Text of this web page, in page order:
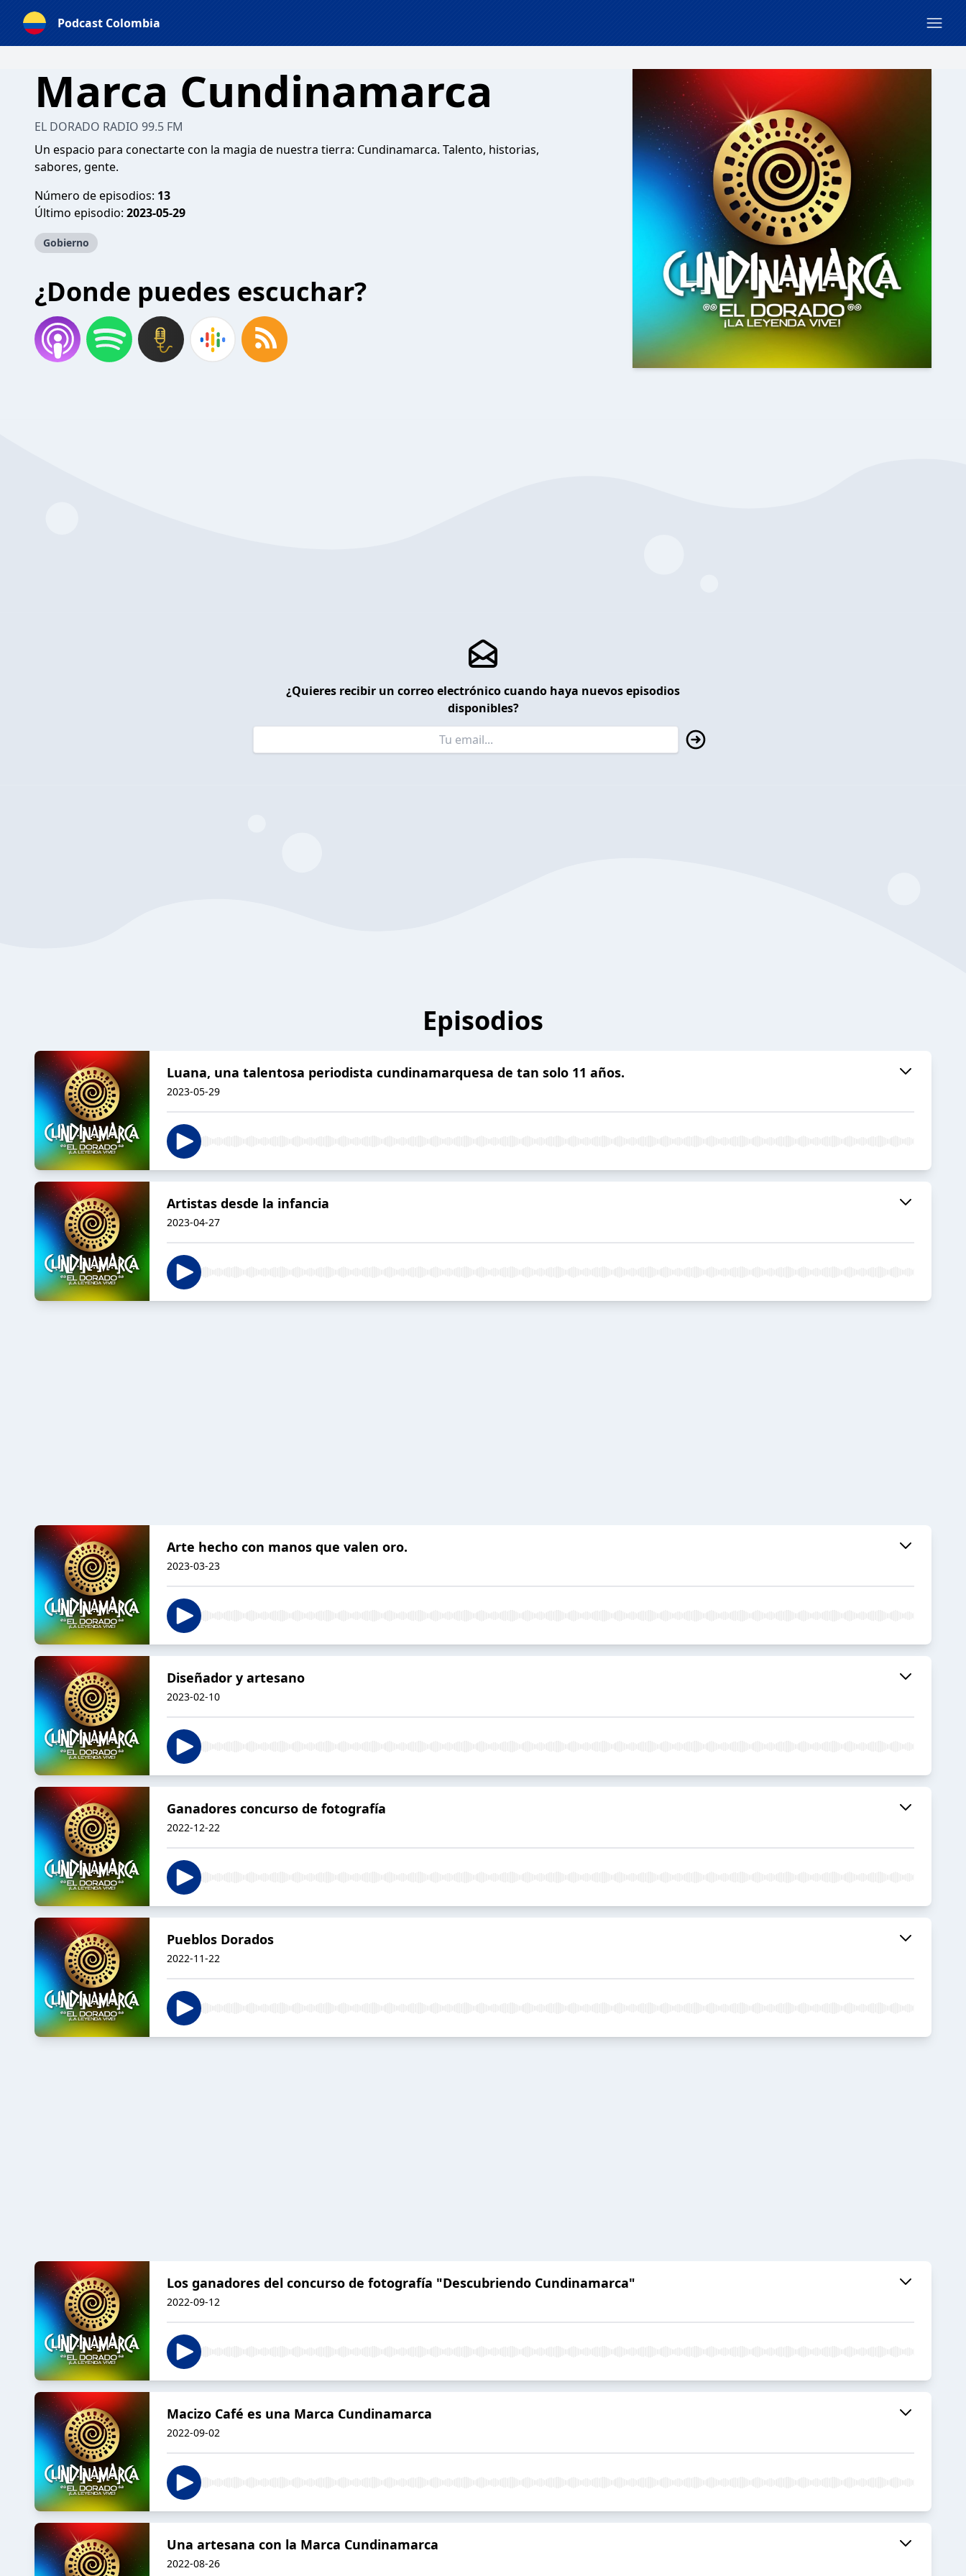
Podcast Colombia
Marca Cundinamarca
EL DORADO RADIO 99.5 FM
Un espacio para conectarte con la magia de nuestra tierra: Cundinamarca. Talento, historias,
sabores, gente.
Número de episodios: 13
Último episodio: 2023-05-29
Gobierno
¿Donde puedes escuchar?
¿Quieres recibir un correo electrónico cuando haya nuevos episodios
disponibles?
Episodios
Luana, una talentosa periodista cundinamarquesa de tan solo 11 años.
2023-05-29
Artistas desde la infancia
2023-04-27
Arte hecho con manos que valen oro.
2023-03-23
Diseñador y artesano
2023-02-10
Ganadores concurso de fotografía
2022-12-22
Pueblos Dorados
2022-11-22
Los ganadores del concurso de fotografía "Descubriendo Cundinamarca"
2022-09-12
Macizo Café es una Marca Cundinamarca
2022-09-02
Una artesana con la Marca Cundinamarca
2022-08-26